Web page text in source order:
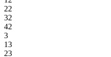
22
32
42
3
13
23